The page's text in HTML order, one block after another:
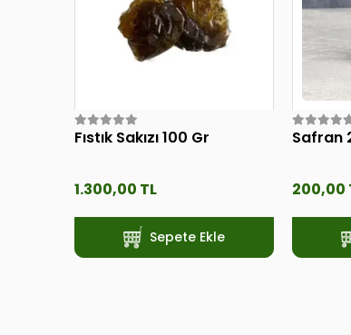
Fıstık Sakızı 100 Gr
1.300,00 TL
Sepete Ekle
Safran
200,00